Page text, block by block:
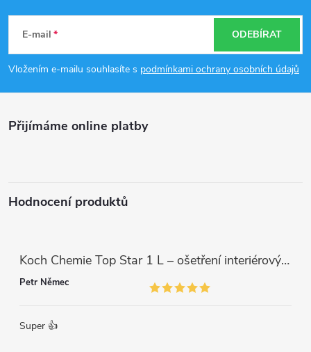
p
a
E-mail
Vložením e-mailu souhlasíte s podmínkami ochrany osobních údajů
ODEBÍRAT
Přijímáme online platby
Hodnocení produktů
Koch Chemie Top Star 1 L – ošetření interiérových plastů, ochrana a matný vzhled
Petr Němec
Super 👍